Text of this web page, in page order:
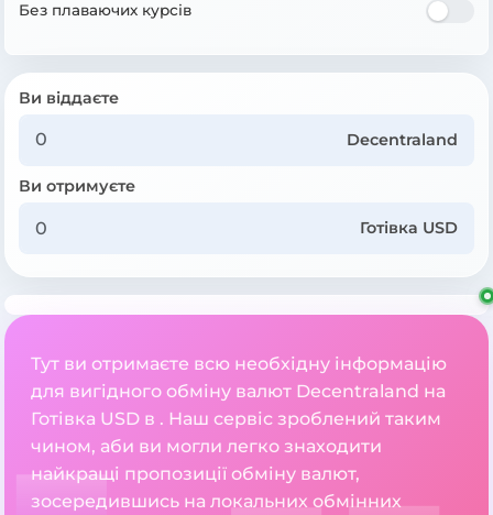
Без плаваючих курсів
Ви віддаєте
Decentraland
Ви отримуєте
Готівка USD
Тут ви отримаєте всю необхідну інформацію
для вигідного обміну валют Decentraland на
Готівка USD в . Наш сервіс зроблений таким
чином, аби ви могли легко знаходити
найкращі пропозиції обміну валют,
зосередившись на локальних обмінних